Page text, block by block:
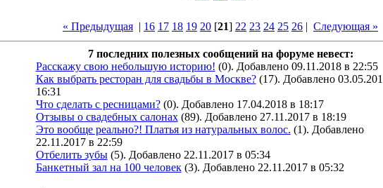
« Предыдущая | 16 17 18 19 20 [21] 22 23 24 25 26 | Следующая »
7 последних полезных сообщений на форуме невест:
Расскажу свою небольшую историю! (0). Добавлено 09.11.2018 в 22:55
Как выбрать ресторан для свадьбы в Москве?(17). Добавлено
16:31
Что сделать с ресницами?(0). Добавлено 17.04.2018 в 18:17
Отзывы о свадебных салонах(89). Добавлено 27.11.2017 в 18:19
Это вообще реально?! Платья из натуральных волос. (1). Добавлено
22.11.2017 в 22:59
Отбелить зубы(5). Добавлено 22.11.2017 в 05:34
Банкетный зал на 100 человек(3). Добавлено 22.11.2017 в 05:32